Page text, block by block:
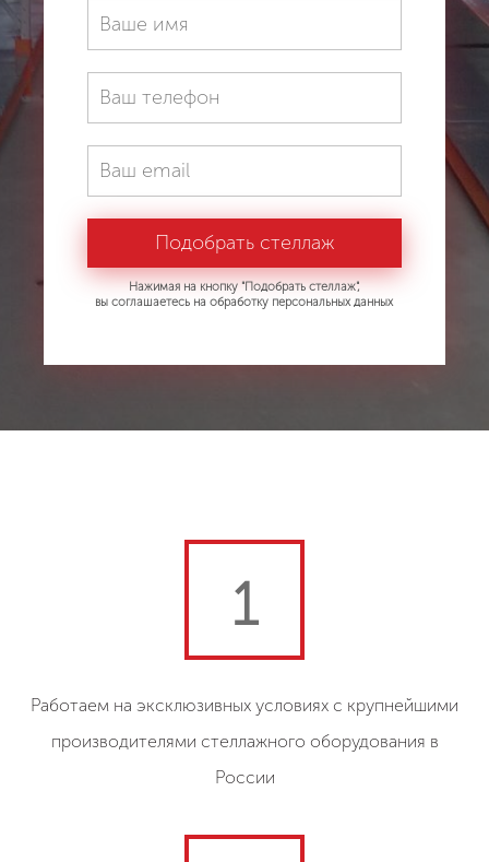
Нажимая на кнопку "Подобрать стеллаж",
вы соглашаетесь на обработку персональных данных
1
Работаем на эксклюзивных условиях с крупнейшими
производителями стеллажного оборудования в
России